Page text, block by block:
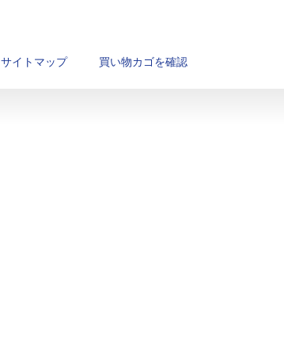
サイトマップ 買い物カゴを確認